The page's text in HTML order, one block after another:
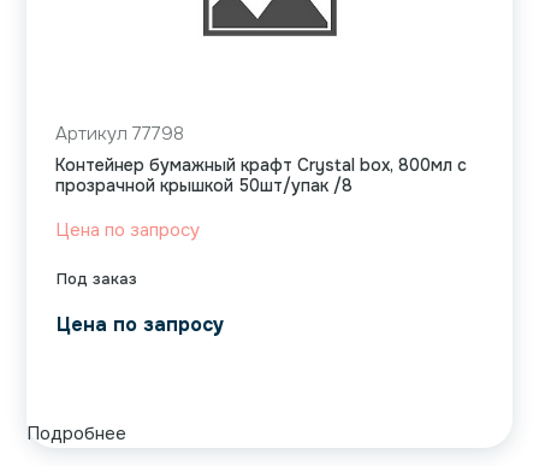
Под заказ
Артикул 77798
Контейнер бумажный крафт Crystal box, 800мл с
прозрачной крышкой 50шт/упак /8
Цена по запросу
Цена по запросу
Подробнее